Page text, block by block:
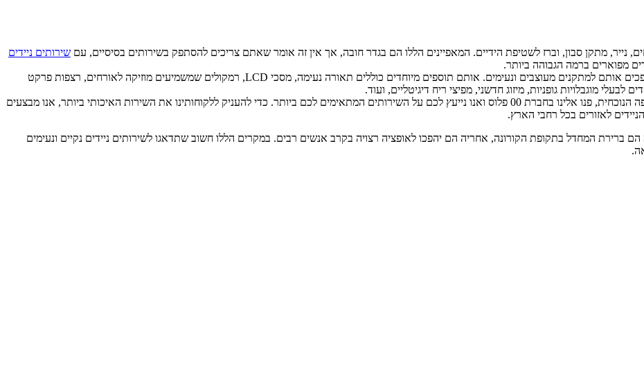
נייר, מתקן סבון, וברז לשטיפת הידיים. המאפיינים הללו הם בגדר חובה, אך אין זה אומר שאתם צריכים להסתפק בשירותים בסיסיים, עם שירותים ניידים
מפוארים ברמה הגבוהה ביותר.
לאחר הקורונה מהסוג הזה כוללים מספר פריטים שהופכים אותם למתקנים מעוצבים ונעימים. אותם תוספים מיוחדים כוללים תאורה נעימה, מסכי LCD, רמקולים שמשמיעים מוזיקה לאורחים, רצפות פרקט
מוגבלויות גופניות, מיזוג חדשני, מפיצי ריח דיגיטליים, ועוד.
לאחר הקורונה וגם בתקופה הנוכחית, פנו אלינו בחברת 00 פלוס ואנו נייעץ לכם על השירותים המתאימים לכם ביותר. כדי להעניק ללקוחותינו את השירות האיכותי ביותר, אנו מבצעים
לאזורים בכל רחבי הארץ.
ברירת המחדל בתקופת הקורונה, אחריה הם יהפכו לאופציה רצויה בקרב אנשים רבים. במקרים הללו חשוב שתדאגו לשירותים ניידים נקיים ונעימים